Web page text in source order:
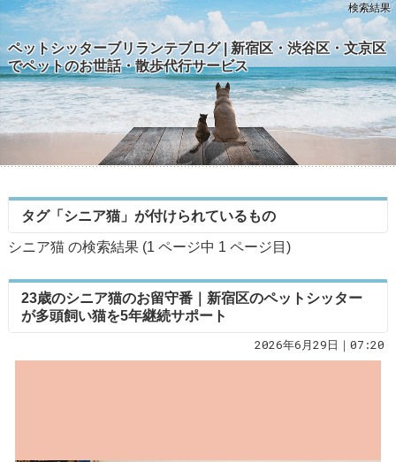
検索結果
ペットシッターブリランテブログ | 新宿区・渋谷区・文京区
でペットのお世話・散歩代行サービス
タグ「シニア猫」が付けられているもの
シニア猫 の検索結果 (1 ページ中 1 ページ目)
23歳のシニア猫のお留守番｜新宿区のペットシッター
が多頭飼い猫を5年継続サポート
2026年6月29日｜07:20